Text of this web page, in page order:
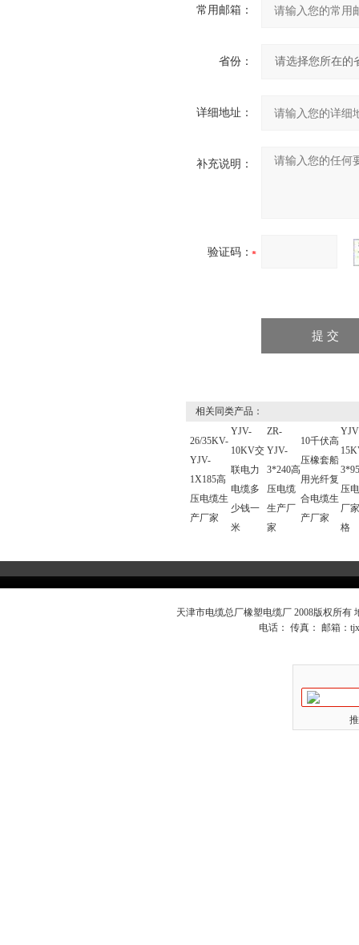
常用邮箱：
省份：
详细地址：
补充说明：
验证码：
相关同类产品：
26/35KV-
YJV-
1X185高
压电缆生
产厂家
YJV-
10KV交
联电力
电缆多
少钱一
米
ZR-
YJV-
3*240高
压电缆
生产厂
家
10千伏高
压橡套船
用光纤复
合电缆生
产厂家
YJV
压
厂
格
天津市电缆总厂橡塑电缆厂 2008版权所
电话： 传真： 邮箱：